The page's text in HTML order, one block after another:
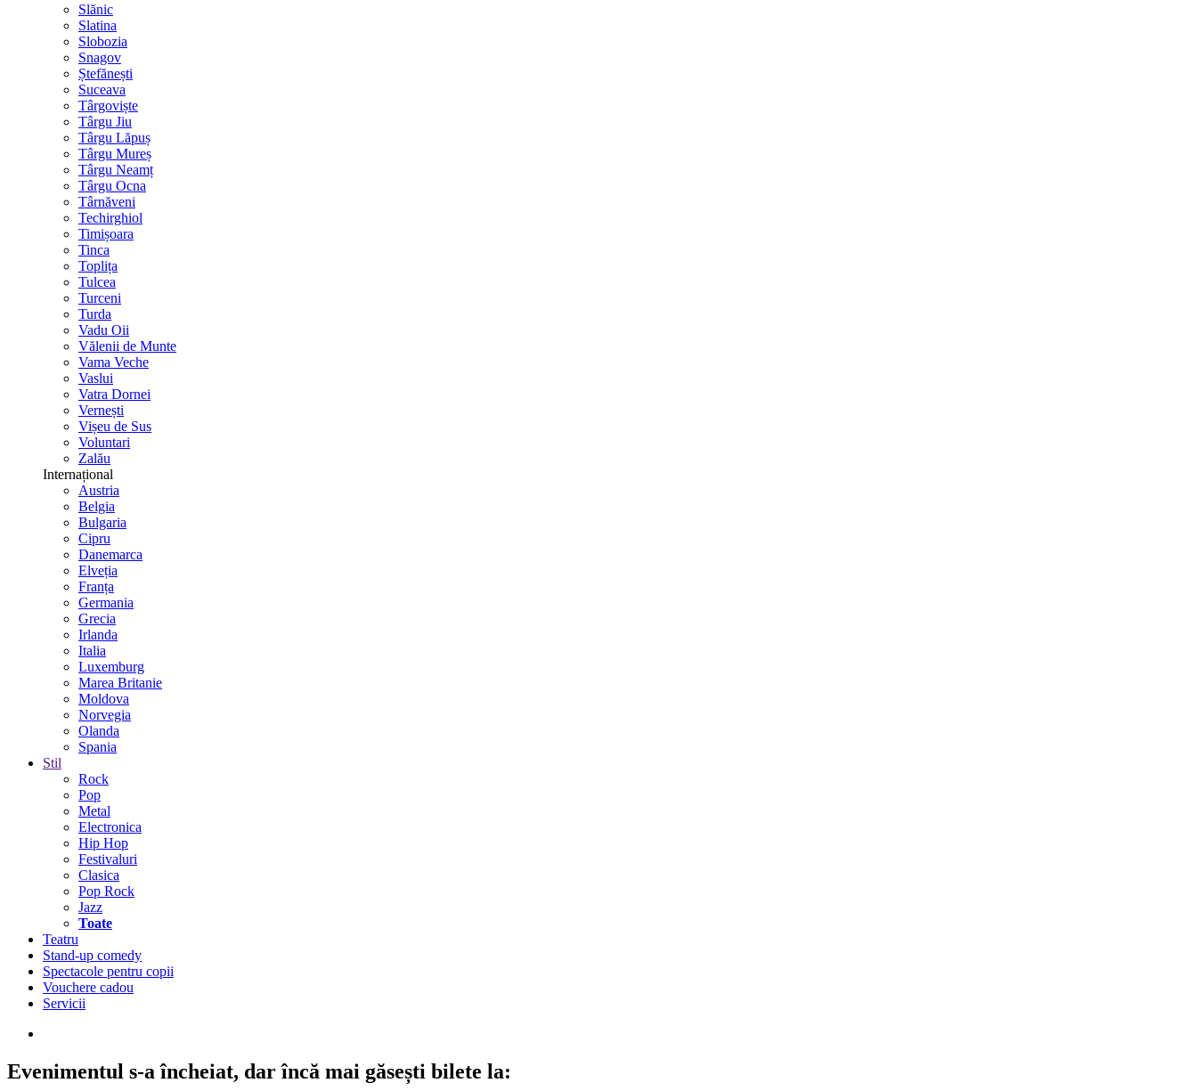
Slănic
Slatina
Slobozia
Snagov
Ștefănești
Suceava
Târgoviște
Târgu Jiu
Târgu Lăpuș
Târgu Mureș
Târgu Neamț
Târgu Ocna
Târnăveni
Techirghiol
Timișoara
Tinca
Toplița
Tulcea
Turceni
Turda
Vadu Oii
Vălenii de Munte
Vama Veche
Vaslui
Vatra Dornei
Vernești
Vișeu de Sus
Voluntari
Zalău
Internațional
Austria
Belgia
Bulgaria
Cipru
Danemarca
Elveția
Franța
Germania
Grecia
Irlanda
Italia
Luxemburg
Marea Britanie
Moldova
Norvegia
Olanda
Spania
Stil
Rock
Pop
Metal
Electronica
Hip Hop
Festivaluri
Clasica
Pop Rock
Jazz
Toate
Teatru
Stand-up comedy
Spectacole pentru copii
Vouchere cadou
Servicii
Evenimentul s-a încheiat, dar încă mai găsești bilete la: